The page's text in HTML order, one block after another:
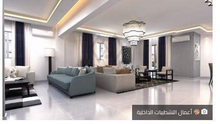
أعمال التشطيبات الداخلية